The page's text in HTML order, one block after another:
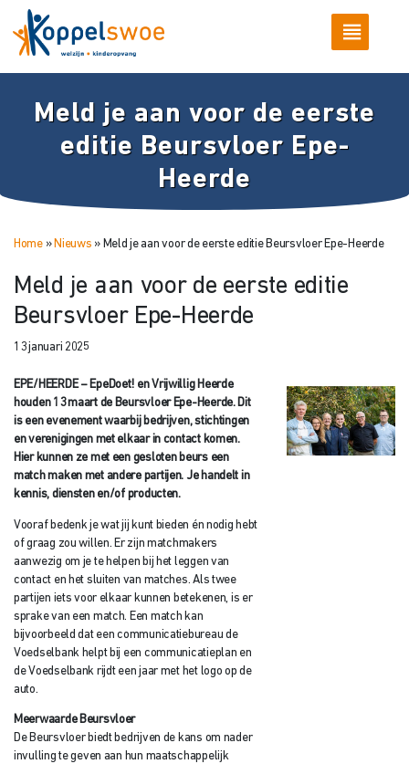
Meld je aan voor de eerste
editie Beursvloer Epe-
Heerde
Home» Nieuws » Meld je aan voor de eerste editie Beursvloer Epe-Heerde
Meld je aan voor de eerste editie
Beursvloer Epe-Heerde
13 januari 2025
EPE/HEERDE – EpeDoet! en Vrijwillig Heerde
houden 13 maart de Beursvloer Epe-Heerde. Dit
is een evenement waarbij bedrijven, stichtingen
en verenigingen met elkaar in contact komen.
Hier kunnen ze met een gesloten beurs een
match maken met andere partijen. Je handelt in
kennis, diensten en/of producten.
Vooraf bedenk je wat jij kunt bieden én nodig hebt
of graag zou willen. Er zijn matchmakers
aanwezig om je te helpen bij het leggen van
contact en het sluiten van matches. Als twee
partijen iets voor elkaar kunnen betekenen, is er
sprake van een match. Een match kan
bijvoorbeeld dat een communicatiebureau de
Voedselbank helpt bij een communicatieplan en
de Voedselbank rijdt een jaar met het logo op de
auto.
Meerwaarde Beursvloer
De Beursvloer biedt bedrijven de kans om nader
invulling te geven aan hun maatschappelijk